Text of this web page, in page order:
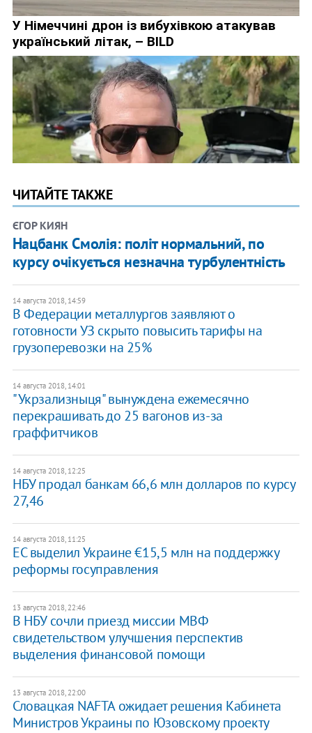
ЧИТАЙТЕ ТАКЖЕ
ЄГОР КИЯН
Нацбанк Смолія: політ нормальний, по
курсу очікується незначна турбулентність
14 августа 2018, 14:59
В Федерации металлургов заявляют о
готовности УЗ скрыто повысить тарифы на
грузоперевозки на 25%
14 августа 2018, 14:01
"Укрзализныця" вынуждена ежемесячно
перекрашивать до 25 вагонов из-за
граффитчиков
14 августа 2018, 12:25
НБУ продал банкам 66,6 млн долларов по курсу
27,46
14 августа 2018, 11:25
ЕС выделил Украине €15,5 млн на поддержку
реформы госуправления
13 августа 2018, 22:46
В НБУ сочли приезд миссии МВФ
свидетельством улучшения перспектив
выделения финансовой помощи
13 августа 2018, 22:00
Словацкая NAFTA ожидает решения Кабинета
Министров Украины по Юзовскому проекту